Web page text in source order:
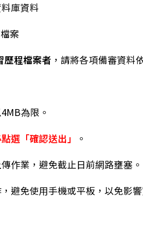
庫資料
案
歷程檔案者 ， 請將各項備審資料
為限。
選「確認送出」
。
作業，避免截止日前網路壅塞。
避免使用手機或平板，以免影